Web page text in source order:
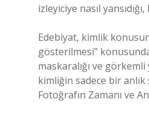
izleyiciye nasıl
Edebiyat, kimlik
gösterilmesi”
maskaralığı ve
kimliğin sadece bir
Fotoğrafın Zamanı ve